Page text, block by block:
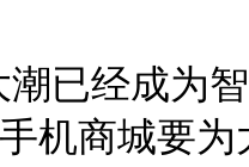
潮已经成为
机商城要